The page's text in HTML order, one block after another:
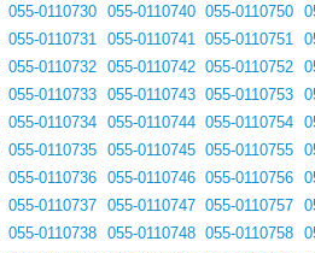
055-0110730
055-0110731
055-0110732
055-0110733
055-0110734
055-0110735
055-0110736
055-0110737
055-0110738
055-0110740
055-0110741
055-0110742
055-0110743
055-0110744
055-0110745
055-0110746
055-0110747
055-0110748
055-0110750
055-0110751
055-0110752
055-0110753
055-0110754
055-0110755
055-0110756
055-0110757
055-0110758